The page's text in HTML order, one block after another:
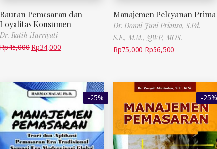
Bauran Pemasaran dan
Loyalitas Konsumen
Dr. Ratih Hurriyati
Rp45,000 Rp34,000
Manajemen Pelayanan Prima
Dr. Donni Juni Priansa, S.Pd.,
S.E., M.M., QWP, MOS.
Rp75,000 Rp56,500
-25% -25%